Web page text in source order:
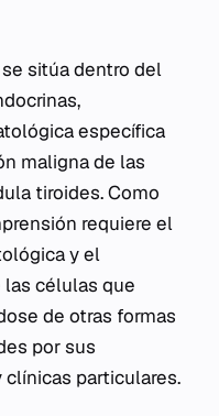
sitúa dentro del
específica
maligna de las
tiroides. Como
requiere el
y el
células que
de otras formas
por sus
particulares.